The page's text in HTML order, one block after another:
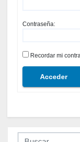
Contraseña:
Recordar mi
Acceder